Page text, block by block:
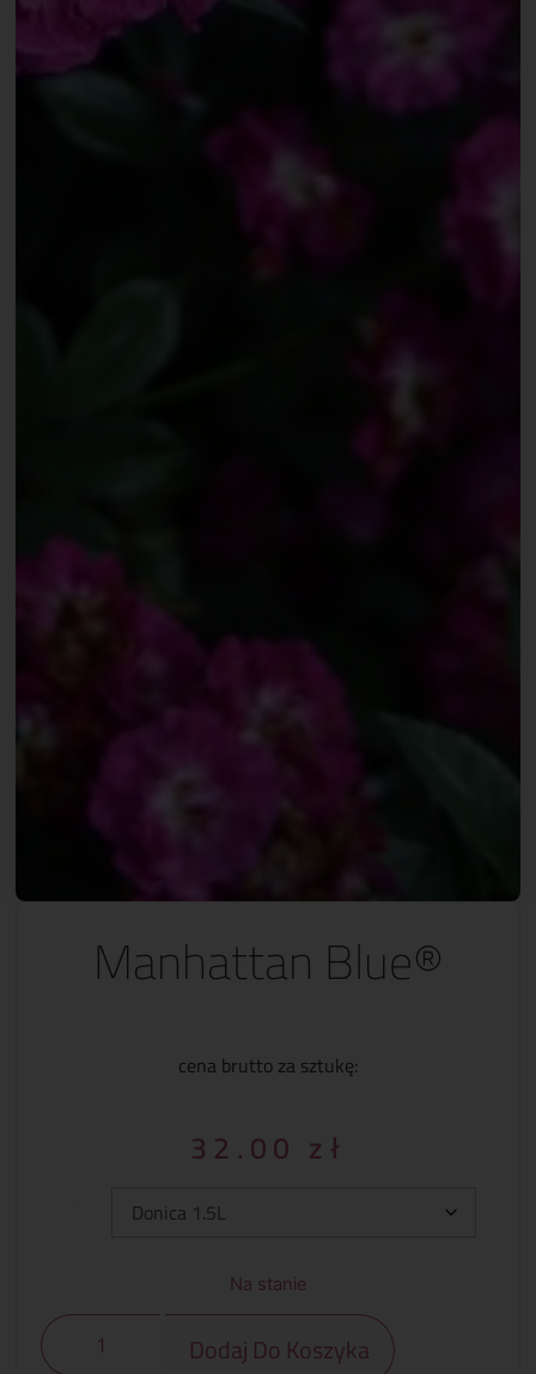
Manhattan Blue®
cena brutto za sztukę:
32.00 zł
Na stanie
Dodaj Do Koszyka